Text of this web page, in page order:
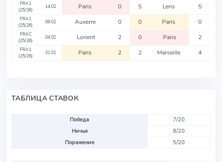
FRA1
(25/26)
14.02 Paris 0 5 Lens 5
FRA1
(25/26)
08.02 Auxerre 0 0 Paris 0
FRAC
(25/26)
04.02 Lorient 2 0 Paris 2
FRA1
(25/26)
31.01 Paris 2 2 Marseille 4
ТАБЛИЦА СТАВОК
Победа
7/20
Ничья
8/20
Поражение
5/20